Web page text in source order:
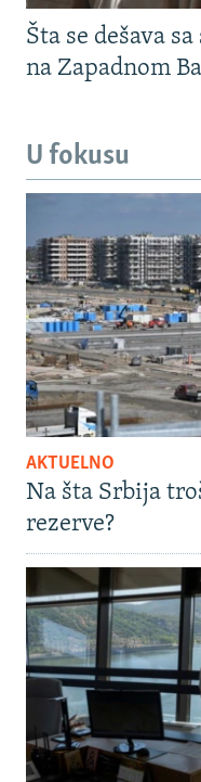
Šta se dešava
na Zapadnom
U fokusu
AKTUELNO
Na šta Srbija
rezerve?